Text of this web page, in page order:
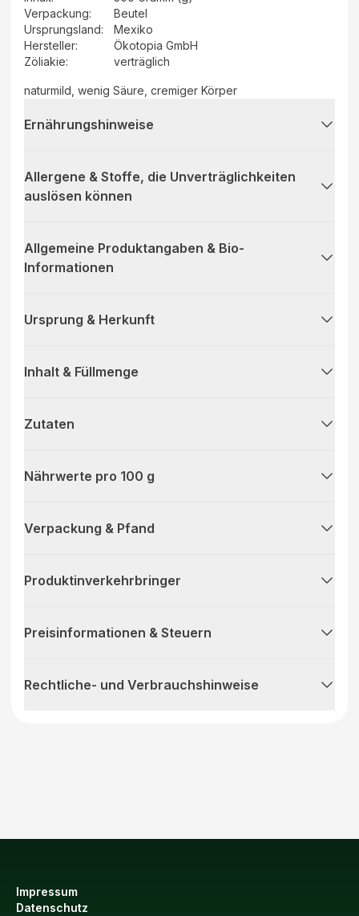
Verpackung:
Beutel
Ursprungsland:
Mexiko
Hersteller:
Ökotopia GmbH
Zöliakie:
verträglich
naturmild, wenig Säure, cremiger Körper
Ernährungshinweise
Allergene & Stoffe, die Unverträglichkeiten
auslösen können
Allgemeine Produktangaben & Bio-
Informationen
Ursprung & Herkunft
Inhalt & Füllmenge
Zutaten
Nährwerte pro 100 g
Verpackung & Pfand
Produktinverkehrbringer
Preisinformationen & Steuern
Rechtliche- und Verbrauchshinweise
Impressum
Datenschutz